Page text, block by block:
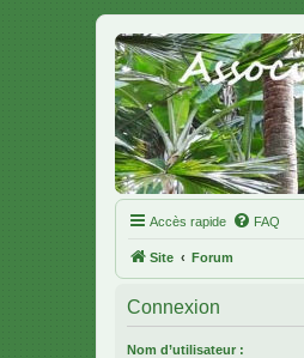
Accès rapide FAQ
Site Forum
Connexion
Nom d’utilisateur :